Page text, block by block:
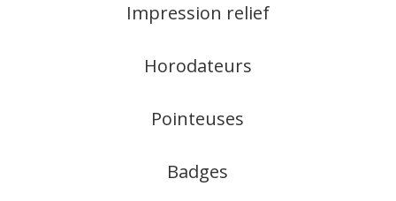
Impression relief
Horodateurs
Pointeuses
Badges